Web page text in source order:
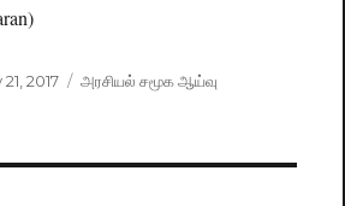
2017 Categories
அரசியல் சமூக ஆய்வு